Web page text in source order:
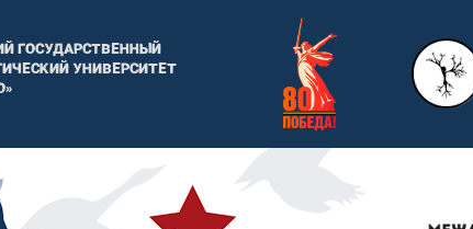
ГОСУДАРСТВЕННЫЙ
УНИВЕРСИТЕТ